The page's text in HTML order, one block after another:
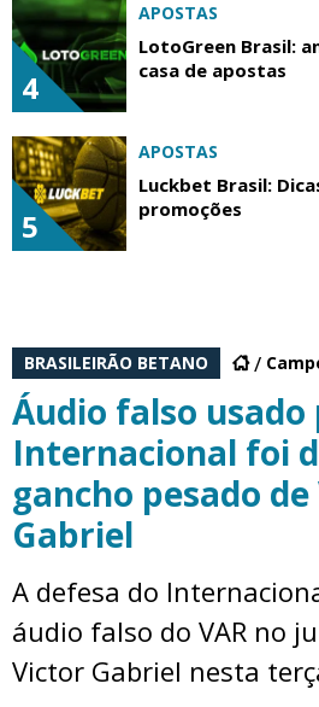
4
APOSTAS
LotoGreen Brasil:
casa de apostas
5
APOSTAS
Luckbet Brasil:
promoções
BRASILEIRÃO BETANO
Áudio falso usado
Internacional foi
gancho pesado
Gabriel
A defesa do
áudio falso do VAR no
Victor Gabriel nesta